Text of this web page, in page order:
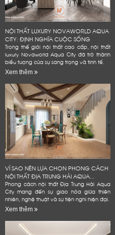
NỘI THẤT LUXURY NOVAWORLD AQUA
CITY: ĐỊNH NGHĨA CUỘC SỐNG
ĐẲNG...
Trong thế giới nội thất cao cấp, nội thất
luxury Novaworld Aqua City đã trở thành
biểu tượng của sự sang trọng và tinh tế.
Xem thêm
VÌ SAO NÊN LỰA CHỌN PHONG CÁCH
NỘI THẤT ĐỊA TRUNG HẢI AQUA...
Phong cách nội thất Địa Trung Hải Aqua
City mang đến sự giao hòa giữa thiên
nhiên, nghệ thuật và sự tiện nghi hiện đại.
Xem thêm